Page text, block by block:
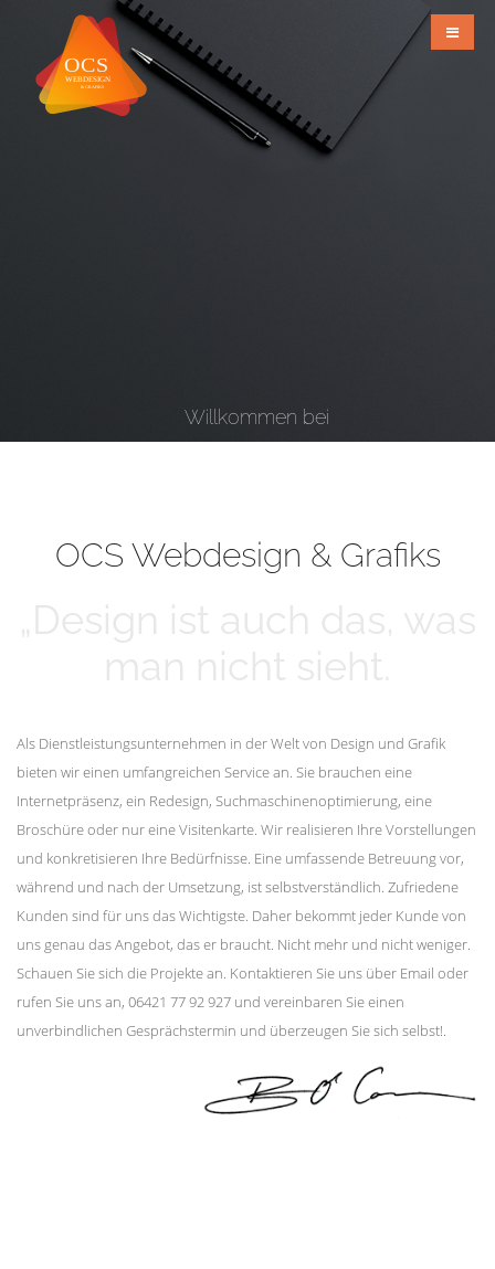
Willkommen bei
OCS Webdesign & Grafiks
Als Dienstleistungsunternehmen in der Welt von Design und Grafik
bieten wir einen umfangreichen Service an. Sie brauchen eine
Internetpräsenz, ein Redesign, Suchmaschinenoptimierung, eine
Broschüre oder nur eine Visitenkarte. Wir realisieren Ihre Vorstellungen
und konkretisieren Ihre Bedürfnisse. Eine umfassende Betreuung vor,
während und nach der Umsetzung, ist selbstverständlich. Zufriedene
Kunden sind für uns das Wichtigste. Daher bekommt jeder Kunde von
uns genau das Angebot, das er braucht. Nicht mehr und nicht weniger.
Schauen Sie sich die Projekte an. Kontaktieren Sie uns über Email oder
rufen Sie uns an, 06421 77 92 927 und vereinbaren Sie einen
unverbindlichen Gesprächstermin und überzeugen Sie sich selbst!.